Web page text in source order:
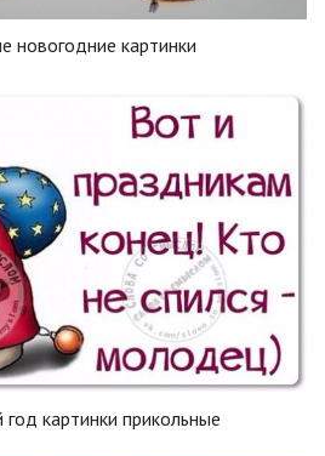
новогодние картинки
картинки прикольные